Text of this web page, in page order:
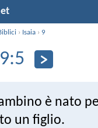
› Isaia › 9
è nato
un figlio.